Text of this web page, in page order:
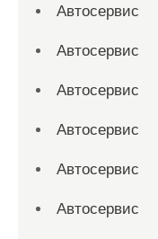
Автосервис
Автосервис
Автосервис
Автосервис
Автосервис
Автосервис